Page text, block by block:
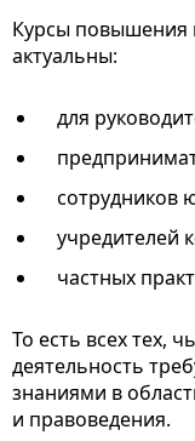
Курсы повышения
актуальны:
для
сотрудников
учредителей
частных
То есть всех тех,
деятельность
знаниями в
и правоведения.